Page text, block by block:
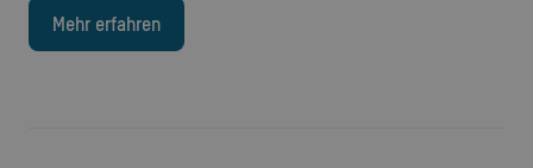
Mehr erfahren